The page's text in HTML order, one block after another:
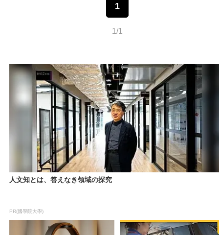
1
1/1
人文知とは、答えなき領域の探究
PR(國學院大學)